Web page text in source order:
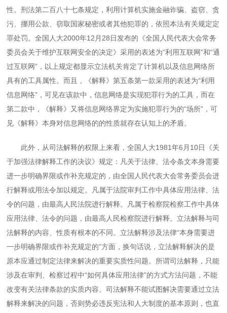
性。刑法第二百八十七条规定，利用计算机实施金融诈骗、盗窃、贪
污、挪用公款、窃取国家秘密或者其他犯罪的，依照本法有关规定定
罪处罚。全国人大2000年12 月 28日发布的《全国人民代表大会常务
委员会关于维护互联网安全的决定》采用的表述为“利用互联网”和“通
过互联网”，以上规定都显示立法机关肯定了计算机以及信息网络所
具有的工具属性。而且，《解释》第五条第一款采用的表述为“利用
信息网络”，可见在该款中，信息网络是实现犯罪行为的工具，而在
第二款中，《解释》又将信息网络界定为实施犯罪行为的“场所”，可
见《解释》本身对信息网络的的性质就存在认知上的矛盾。
此外，从司法解释的权限上来看，全国人大1981年6 月 10日《关
于加强法律解释工作的决议》规定：凡关于法律、法令条文本身需要
进一步明确界限或作补充规定的，由全国人民代表大会常务委员会进
行解释或用法令加以规定。凡属于法院审判工作中具体应用法律、法
令的问题，由最高人民法院进行解释。凡属于检察院检察工作中具体
应用法律、法令的问题，由最高人民检察院进行解释。立法解释与司
法解释的内容、性质有根本的不同。立法解释涉及法律“本身需要进
一步明确界限或作补充规定的”方面，换句话说，立法解释解决的是
原本应通过制定法律来解决的重要实质性问题。所谓司法解释，只能
涉及在审判、检察过程中“如何具体应用法律”的方式方法问题，不能
改变有关法律条款的实质内容。司法解释不能试图解决需要通过立法
解释来解决的问题，否则势必违反宪法和人大制度的基本原则，也直